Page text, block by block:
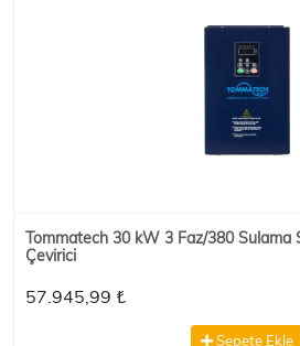
Tommatech 30 kW 3 Faz/380 Sulama
Çevirici
57.945,99 ₺
Sepete Ekle